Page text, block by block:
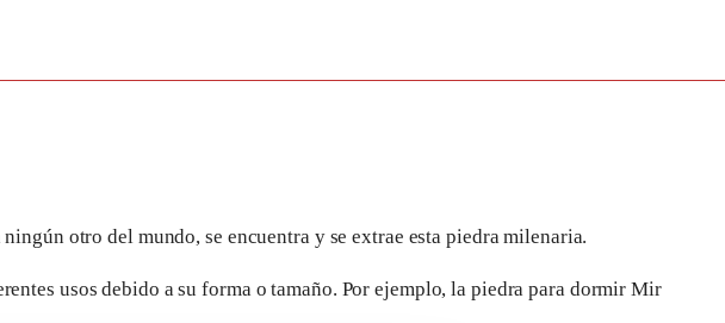
otro del mundo, se encuentra y se extrae esta piedra milenaria.
usos debido a su forma o tamaño. Por ejemplo, la piedra para dormir Mir